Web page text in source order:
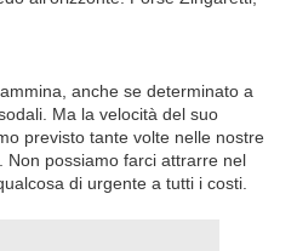
anche se determinato a
Ma la velocità del suo
previsto tante volte nelle nostre
Non possiamo farci attrarre nel
di urgente a tutti i costi.